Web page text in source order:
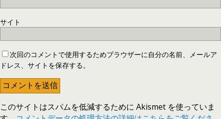
サイト
次回のコメントで使用するためブラウザーに自分の名前、メールア
ドレス、サイトを保存する。
このサイトはスパムを低減するために Akismet を使っていま